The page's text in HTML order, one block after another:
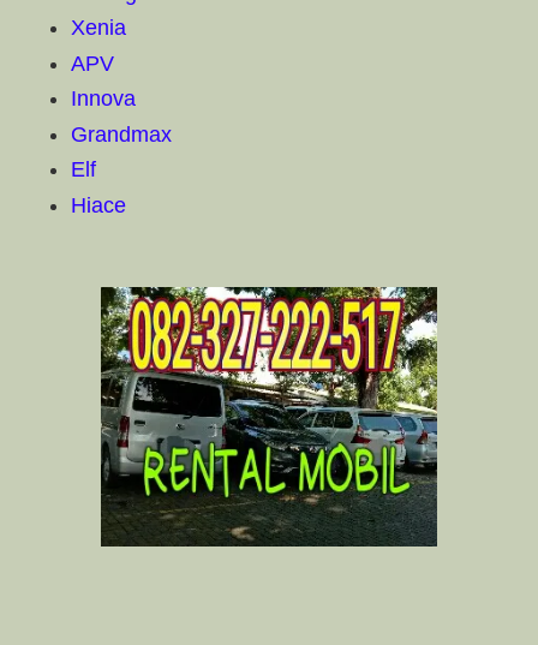
Xenia
APV
Innova
Grandmax
Elf
Hiace